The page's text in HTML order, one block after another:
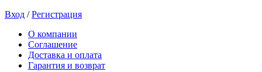
Вход /Регистрация
О компании
Соглашение
Доставка и оплата
Гарантия и возврат